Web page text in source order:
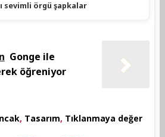
sevimli örgü şapkalar
Gonge ile
öğreniyor
, Tasarım, Tıklanmaya değer